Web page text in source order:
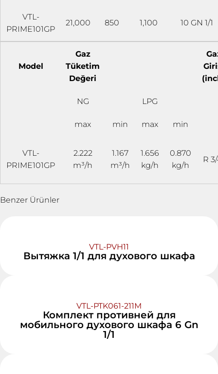
VTL-
PRIME101GP
21,000 850 1,100 10 GN 1/1
Model
Gaz
Tüketim
Değeri
NG LPG
max min max min
VTL-
PRIME101GP
2.222
m³/h
1.167
m³/h
1.656
kg/h
0.870
kg/h
R
Benzer Ürünler
VTL-PVH11
Вытяжка 1/1 для духового шкафа
VTL-PTK061-211M
Комплект противней для
мобильного духового шкафа 6 Gn
1/1